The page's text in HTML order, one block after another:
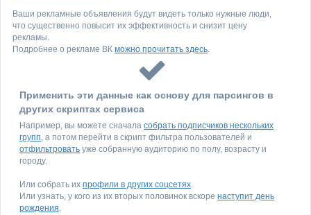
Ваши рекламные объявления будут видеть только нужные люди,
что существенно повысит их эффективность и снизит цену
рекламы.
Подробнее о рекламе ВК можно прочитать здесь.
Применить эти данные как основу для парсингов в
других скриптах сервиса
Например, вы можете сначала собрать подписчиков нескольких
групп, а потом перейти в скрипт фильтра пользователей и
отфильтровать уже собранную аудиторию по полу, возрасту и
городу.
Или собрать их профили в других соцсетях.
Или узнать, у кого из их вторых половинок вскоре наступит день
рождения.